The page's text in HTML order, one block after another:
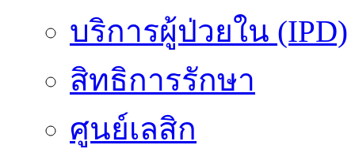
บริการผู้ป่วยใน (IPD)
สิทธิการรักษา
ศูนย์เลสิก